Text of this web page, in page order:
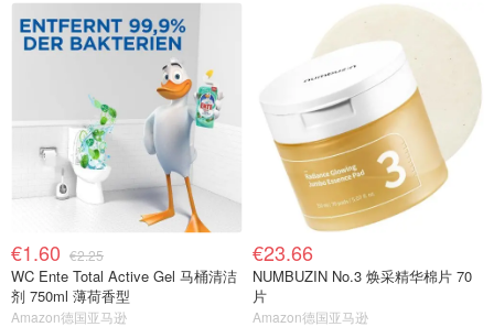
€1.60 €2.25
WC Ente Total Active Gel 马桶清洁
剂 750ml 薄荷香型
Amazon德国亚马逊
€23.66
NUMBUZIN No.3 焕采精华棉片 70
片
Amazon德国亚马逊